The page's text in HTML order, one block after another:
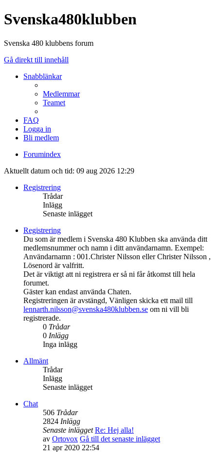
Svenska480klubben
Svenska 480 klubbens forum
Gå direkt till innehåll
Snabblänkar
Medlemmar
Teamet
FAQ
Logga in
Bli medlem
Forumindex
Aktuellt datum och tid: 09 aug 2026 12:29
Registrering
Trådar
Inlägg
Senaste inlägget
Registrering
Du som är medlem i Svenska 480 Klubben ska använda ditt
medlemsnummer och namn i ditt användarnamn. Exempel:
Användarnamn : 001.Christer Nilsson eller Christer Nilsson ,
Lösenord är valfritt.
Det är viktigt att ni registrera er så ni får åtkomst till hela
forumet.
Gäster kan endast använda Chaten.
Registreringen är avstängd, Vänligen skicka ett mail till
lennarth.nilsson@svenska480klubben.se om ni vill bli
registrerade.
0 Trådar
0 Inlägg
Inga inlägg
Allmänt
Trådar
Inlägg
Senaste inlägget
Chat
506 Trådar
2824 Inlägg
Senaste inlägget Re: Hej alla!
av Ortovox Gå till det senaste inlägget
21 apr 2020 22:54